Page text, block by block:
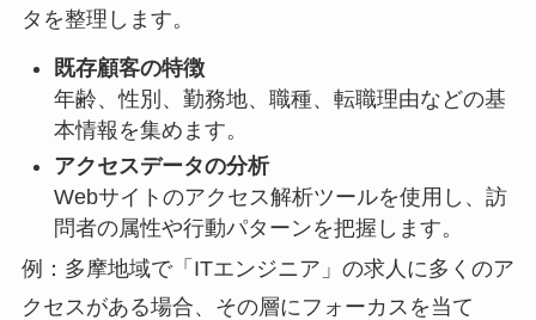
タを整理します。
既存顧客の特徴
年齢、性別、勤務地、職種、転職理由などの基
本情報を集めます。
アクセスデータの分析
Webサイトのアクセス解析ツールを使用し、訪
問者の属性や行動パターンを把握します。
例：多摩地域で「ITエンジニア」の求人に多くのア
クセスがある場合、その層にフォーカスを当て